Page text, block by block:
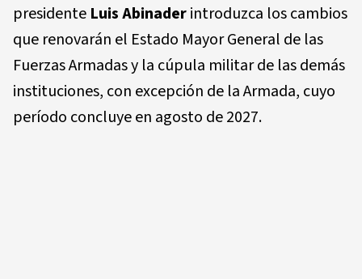
presidente Luis Abinaderintroduzca los cambios
que renovarán el Estado Mayor General de las
Fuerzas Armadas y la cúpula militar de las demás
instituciones, con excepción de la Armada, cuyo
período concluye en agosto de 2027.